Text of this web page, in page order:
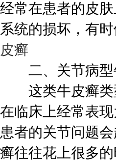
经常在患者的皮
系统的损坏，有
皮癣
二、关节病型
这类牛皮癣类
在临床上经常表
患者的关节问题
癣往往花上很多